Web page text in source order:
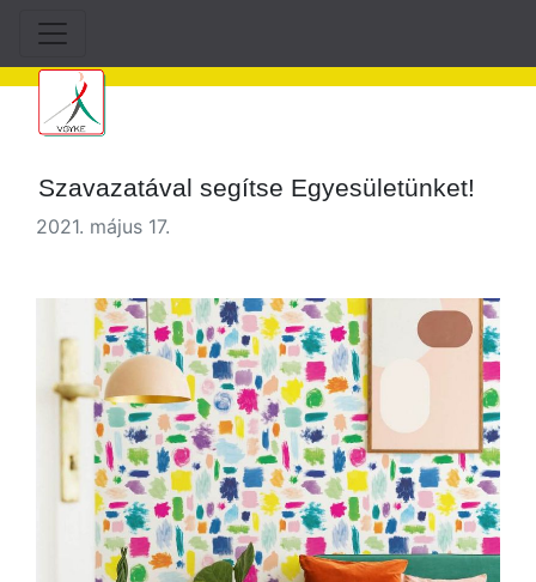
Szavazatával segítse Egyesületünket!
2021. május 17.